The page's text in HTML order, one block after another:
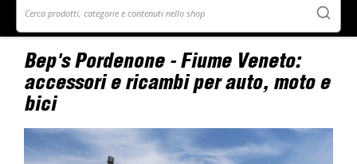
Home Negozi - Bep's Pordenone - Fiume Veneto
Bep's Pordenone - Fiume Veneto:
accessori e ricambi per auto, moto e
bici